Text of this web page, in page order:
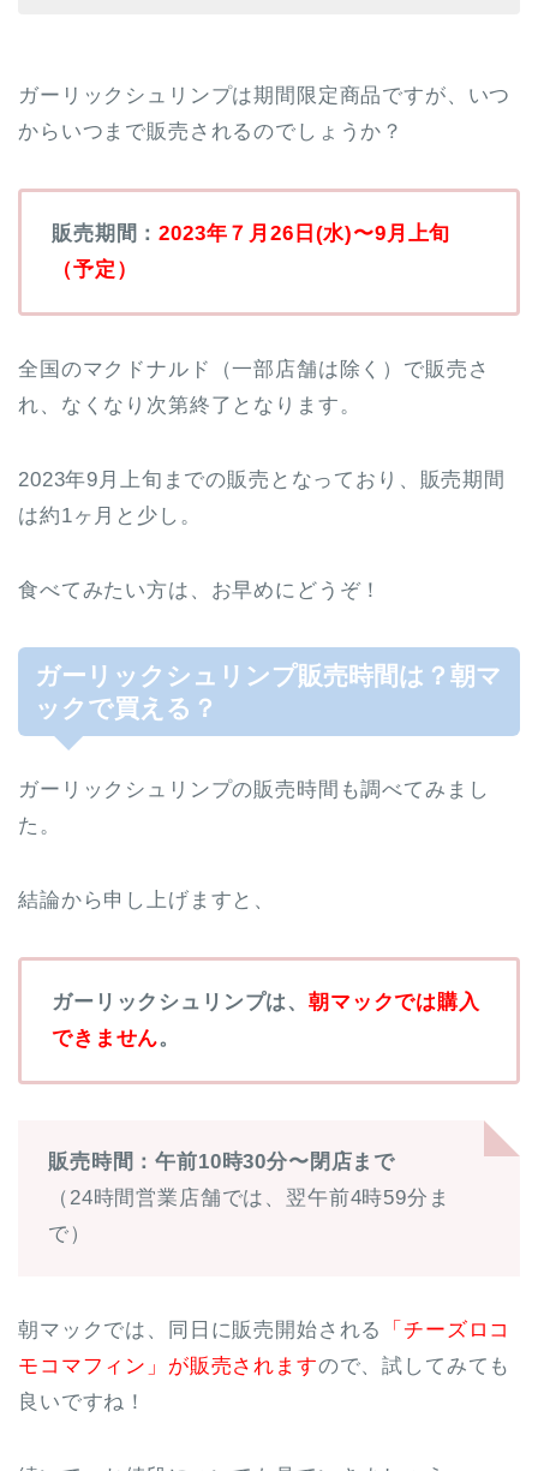
ガーリックシュリンプは期間限定商品ですが、いつ
からいつまで販売されるのでしょうか？
販売期間：2023年７月26日(水)〜9月上旬
（予定）
全国のマクドナルド（一部店舗は除く）で販売さ
れ、なくなり次第終了となります。
2023年9月上旬までの販売となっており、販売期間
は約1ヶ月と少し。
食べてみたい方は、お早めにどうぞ！
ガーリックシュリンプ販売時間は？朝マ
ックで買える？
ガーリックシュリンプの販売時間も調べてみまし
た。
結論から申し上げますと、
ガーリックシュリンプは、朝マックでは購入
できません。
販売時間：午前10時30分〜閉店まで
（24時間営業店舗では、翌午前4時59分ま
で）
朝マックでは、同日に販売開始される
「チーズロコ
モコマフィン」が販売されますので、試してみても
良いですね！